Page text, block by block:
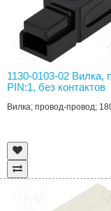
1130-0103-02 Вилка,
PIN:1, без контактов
Вилка; провод-провод;